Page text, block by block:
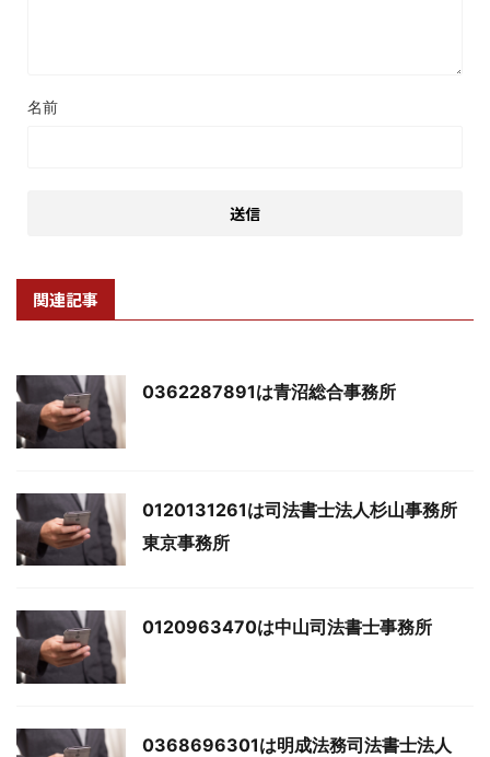
名前
関連記事
0362287891は青沼総合事務所
0120131261は司法書士法人杉山事務所
東京事務所
0120963470は中山司法書士事務所
0368696301は明成法務司法書士法人